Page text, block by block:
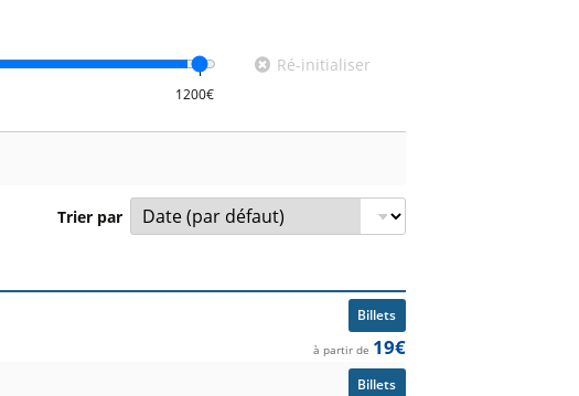
Ré-initialiser
Trier par
compétition et prix à partir de.
Billets
à partir de 19€
Billets